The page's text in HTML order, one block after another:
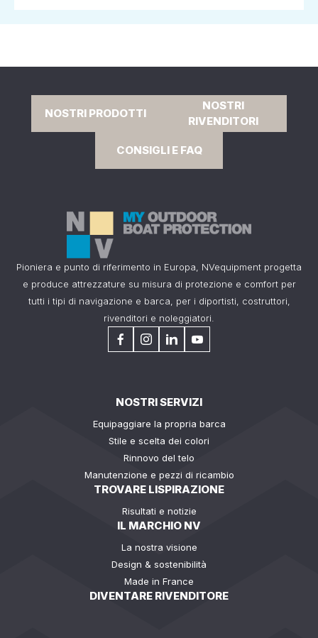
NOSTRI PRODOTTI
NOSTRI
RIVENDITORI
CONSIGLI E FAQ
Pioniera e punto di riferimento in Europa, NVequipment progetta
e produce attrezzature su misura di protezione e comfort per
tutti i tipi di navigazione e barca, per i diportisti, costruttori,
rivenditori e noleggiatori.
NOSTRI SERVIZI
Equipaggiare la propria barca
Stile e scelta dei colori
Rinnovo del telo
Manutenzione e pezzi di ricambio
TROVARE LISPIRAZIONE
Risultati e notizie
IL MARCHIO NV
La nostra visione
Design & sostenibilità
Made in France
DIVENTARE RIVENDITORE